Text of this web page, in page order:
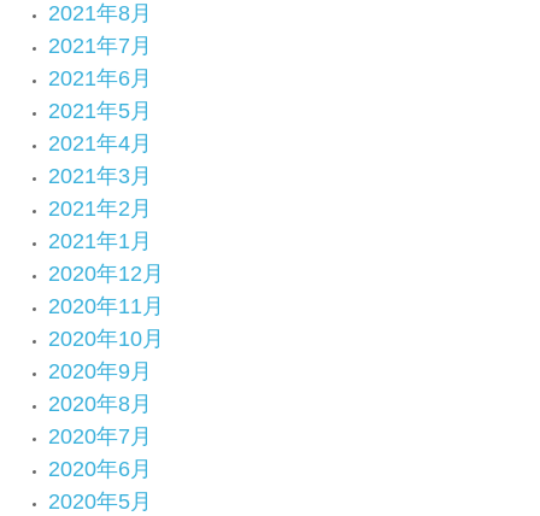
2021年8月
2021年7月
2021年6月
2021年5月
2021年4月
2021年3月
2021年2月
2021年1月
2020年12月
2020年11月
2020年10月
2020年9月
2020年8月
2020年7月
2020年6月
2020年5月